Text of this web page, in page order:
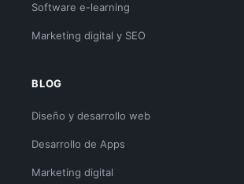
Software e-learning
Marketing digital y SEO
BLOG
Diseño y desarrollo web
Desarrollo de Apps
Marketing digital